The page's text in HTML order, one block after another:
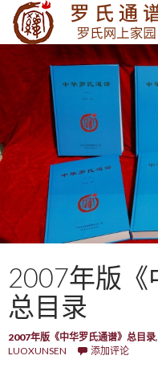
SKIP TO CONTENT
2007年版《
总目录
2007年版《中华罗氏通谱》总目录,
LUOXUNSEN
添加评论